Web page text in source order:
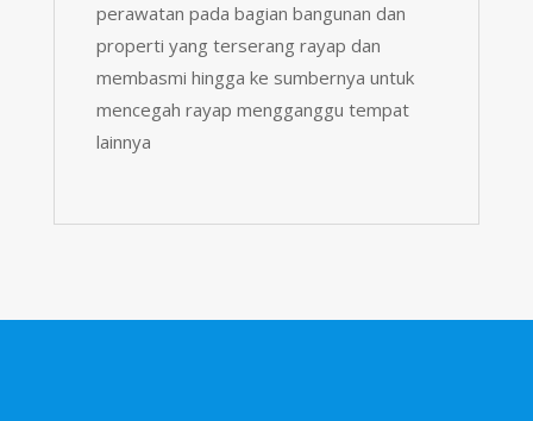
perawatan pada bagian bangunan dan
properti yang terserang rayap dan
membasmi hingga ke sumbernya untuk
mencegah rayap mengganggu tempat
lainnya